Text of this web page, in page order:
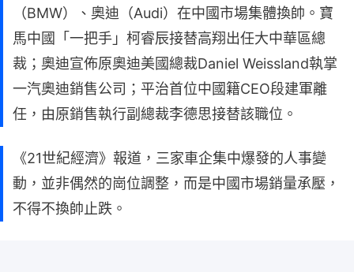
（BMW）、奧迪（Audi）在中國市場集體換帥。寶
馬中國「一把手」柯睿辰接替高翔出任大中華區總
裁；奧迪宣佈原奧迪美國總裁Daniel Weissland執掌
一汽奧迪銷售公司；平治首位中國籍CEO段建軍離
任，由原銷售執行副總裁李德思接替該職位。
《21世紀經濟》報道，三家車企集中爆發的人事變
動，並非偶然的崗位調整，而是中國市場銷量承壓，
不得不換帥止跌。